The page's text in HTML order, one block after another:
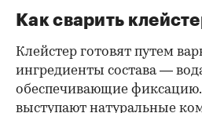
Как сварить
Клейстер готовят путем
ингредиенты состава —
обеспечивающие
выступают натуральные